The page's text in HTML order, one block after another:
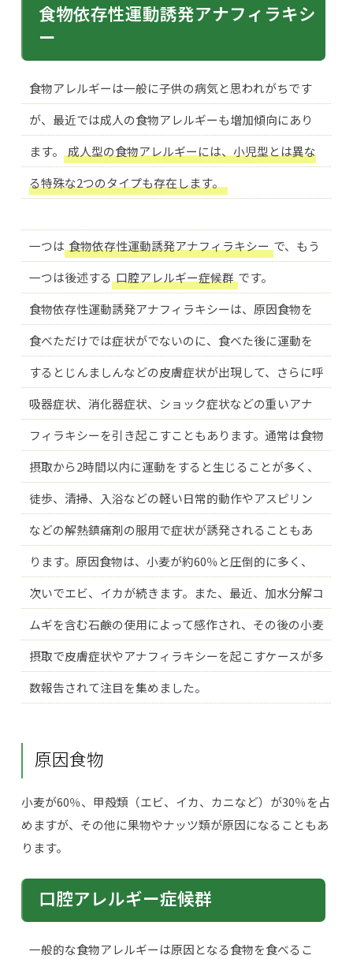
食物依存性運動誘発アナフィラキシ
ー
食物アレルギーは一般に子供の病気と思われがちです
が、最近では成人の食物アレルギーも増加傾向にあり
ます。
成人型の食物アレルギーには、小児型とは異な
る特殊な2つのタイプも存在します。
一つは 食物依存性運動誘発アナフィラキシー で、もう
一つは後述する 口腔アレルギー症候群 です。
食物依存性運動誘発アナフィラキシーは、原因食物を
食べただけでは症状がでないのに、食べた後に運動を
するとじんましんなどの皮膚症状が出現して、さらに呼
吸器症状、消化器症状、ショック症状などの重いアナ
フィラキシーを引き起こすこともあります。通常は食物
摂取から2時間以内に運動をすると生じることが多く、
徒歩、清掃、入浴などの軽い日常的動作やアスピリン
などの解熱鎮痛剤の服用で症状が誘発されることもあ
ります。原因食物は、小麦が約60％と圧倒的に多く、
次いでエビ、イカが続きます。また、最近、加水分解コ
ムギを含む石鹸の使用によって感作され、その後の小麦
摂取で皮膚症状やアナフィラキシーを起こすケースが多
数報告されて注目を集めました。
原因食物
小麦が60％、甲殻類（エビ、イカ、カニなど）が30％を占
めますが、その他に果物やナッツ類が原因になることもあ
ります。
口腔アレルギー症候群
一般的な食物アレルギーは原因となる食物を食べるこ